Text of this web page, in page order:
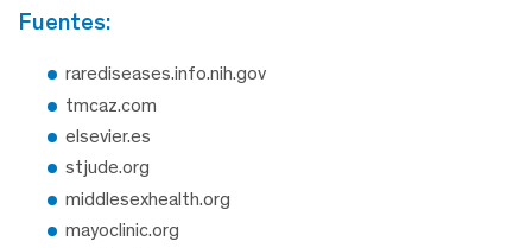
fuentes:
rarediseases.info.nih.gov
tmcaz.com
elsevier.es
stjude.org
middlesexhealth.org
mayoclinic.org